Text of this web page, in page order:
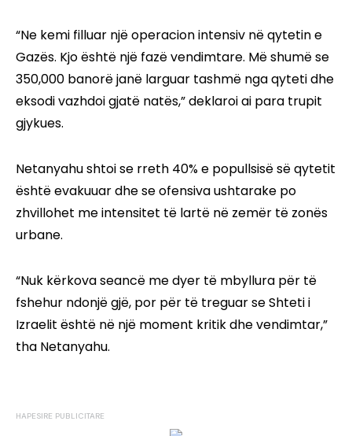
“Ne kemi filluar një operacion intensiv në qytetin e
Gazës. Kjo është një fazë vendimtare. Më shumë se
350,000 banorë janë larguar tashmë nga qyteti dhe
eksodi vazhdoi gjatë natës,” deklaroi ai para trupit
gjykues.
Netanyahu shtoi se rreth 40% e popullsisë së qytetit
është evakuuar dhe se ofensiva ushtarake po
zhvillohet me intensitet të lartë në zemër të zonës
urbane.
“Nuk kërkova seancë me dyer të mbyllura për të
fshehur ndonjë gjë, por për të treguar se Shteti i
Izraelit është në një moment kritik dhe vendimtar,”
tha Netanyahu.